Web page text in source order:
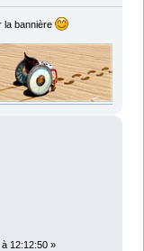
la bannière
12:12:50 »